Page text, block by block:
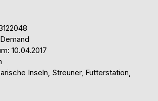
10.04.2017
Inseln, Streuner, Futterstation,